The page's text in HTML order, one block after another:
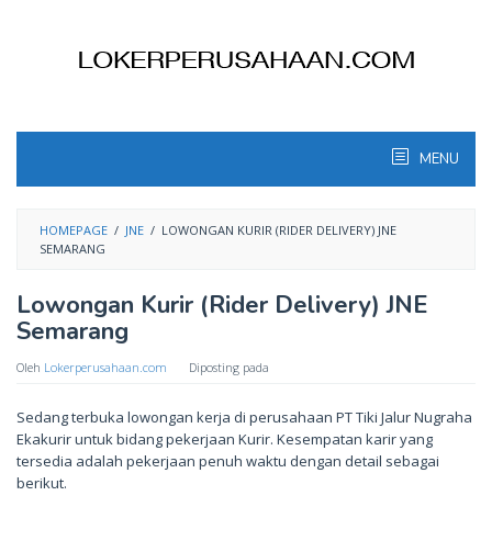
MENU
HOMEPAGE / JNE / LOWONGAN KURIR (RIDER DELIVERY) JNE
SEMARANG
Lowongan Kurir (Rider Delivery) JNE
Semarang
Oleh Lokerperusahaan.com Diposting pada
Sedang terbuka lowongan kerja di perusahaan PT Tiki Jalur Nugraha
Ekakurir untuk bidang pekerjaan Kurir. Kesempatan karir yang
tersedia adalah pekerjaan penuh waktu dengan detail sebagai
berikut.